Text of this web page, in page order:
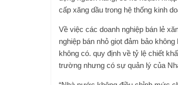
cấp xăng dầu trong hệ thống kinh
Về việc các doanh nghiệp bán lẻ
nghiệp bán nhỏ giọt đảm bảo
không có. quy định về tỷ lệ chiết
trường nhưng có sự quản lý của